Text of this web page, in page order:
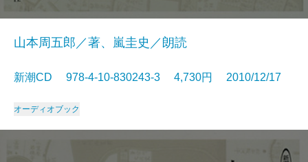
山本周五郎／著、嵐圭史／朗読
新潮CD 978-4-10-830243-3 4,730円 2010/12/17
オーディオブック